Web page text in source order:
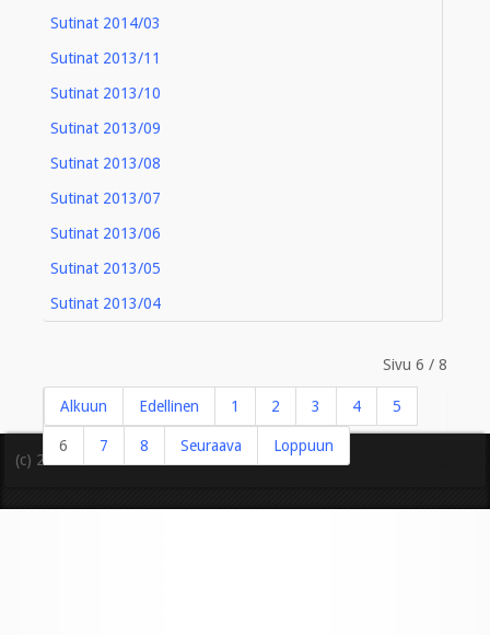
Sutinat 2014/03
Sutinat 2013/11
Sutinat 2013/10
Sutinat 2013/09
Sutinat 2013/08
Sutinat 2013/07
Sutinat 2013/06
Sutinat 2013/05
Sutinat 2013/04
Sivu 6 / 8
Alkuun Edellinen 1 2 3 4 5
6 7 8 Seuraava
Loppuun
(c) 2016 Ranskan Suomi-Seura